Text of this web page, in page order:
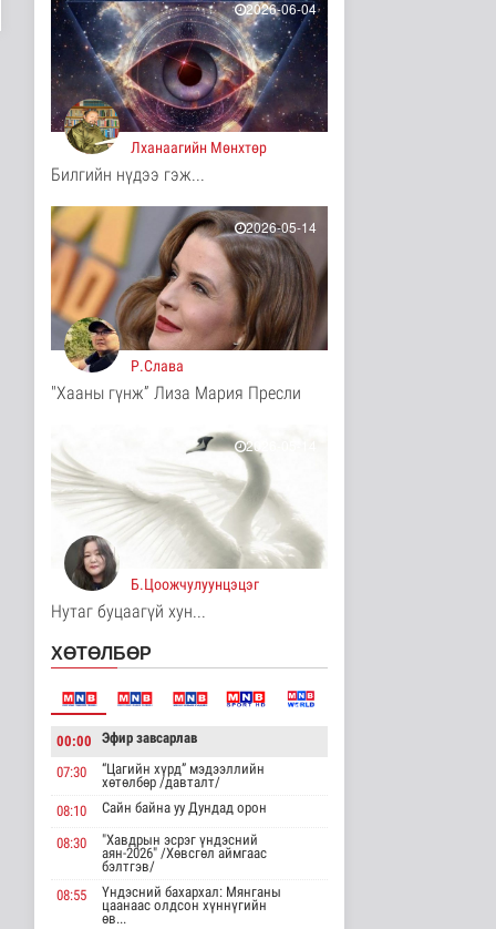
10 цаг 38 минутын өмнө
ЦАГ АГААР:
Улаанбаатарт шөнөдөө
17 хэм дулаан
Байгаль орчин
10 цаг 43 минутын өмнө
COP17-ын зочид,
250 орчим ж..
Нийгэм
11 цаг 4 минутын өмнө
Шатахууны нөөцийг
нэмэгдүүлэх,
доголдлыг арилгах..
Нийгэм
11 цаг 8 минутын өмнө
Төлөөлөгчдийн Хурлын
Ээлжит ..
Нийгэм
11 цаг 14 минутын өмнө
Үерийн аюулаас
сэрэмжтэй байхыг
анхааруулж байна
Байгаль орчин
11 цаг 29 минутын өмнө
Нийгэм
Үндэсний спортын
зуны VIII наадам
Cпорт
12 цаг 3 минутын өмнө
импорт тасралтгүй
хийгдэж байна
2026-06-04
Лханаагийн Мөнхтөр
Билгийн нүдээ гэж...
2026-05-14
Р.Слава
"Хааны гүнж” Лиза Мария Пресли
2026-05-14
Б.Цоожчулуунцэцэг
Нутаг буцаагүй хун...
ХӨТӨЛБӨР
00:00 Эфир завсарлав
07:30
“Цагийн хүрд” мэдээллийн
хөтөлбөр /давталт/
08:10
Сайн байна уу Дундад орон
08:30
"Хавдрын эсрэг үндэсний
аян-2026" /Хөвсгөл аймгаас
бэлтгэв/
08:55
Үндэсний бахархал: Мянганы
цаанаас олдсон хүннүгийн
өв...